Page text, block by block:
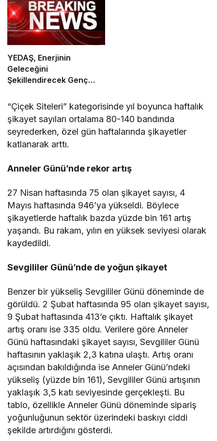
YEDAŞ, Enerjinin
Geleceğini
Şekillendirecek Genç
“Çiçek Siteleri” kategorisinde yıl boyunca haftalık
şikayet sayıları ortalama 80-140 bandında
seyrederken, özel gün haftalarında şikayetler
katlanarak arttı.
Anneler Günü’nde rekor artış
27 Nisan haftasında 75 olan şikayet sayısı, 4
Mayıs haftasında 946’ya yükseldi. Böylece
şikayetlerde haftalık bazda yüzde bin 161 artış
yaşandı. Bu rakam, yılın en yüksek seviyesi olarak
kaydedildi.
Sevgililer Günü’nde de yoğun şikayet
Benzer bir yükseliş Sevgililer Günü döneminde de
görüldü. 2 Şubat haftasında 95 olan şikayet sayısı,
9 Şubat haftasında 413’e çıktı. Haftalık şikayet
artış oranı ise 335 oldu. Verilere göre Anneler
Günü haftasındaki şikayet sayısı, Sevgililer Günü
haftasının yaklaşık 2,3 katına ulaştı. Artış oranı
açısından bakıldığında ise Anneler Günü’ndeki
yükseliş (yüzde bin 161), Sevgililer Günü artışının
yaklaşık 3,5 katı seviyesinde gerçekleşti. Bu
tablo, özellikle Anneler Günü döneminde sipariş
yoğunluğunun sektör üzerindeki baskıyı ciddi
şekilde artırdığını gösterdi.